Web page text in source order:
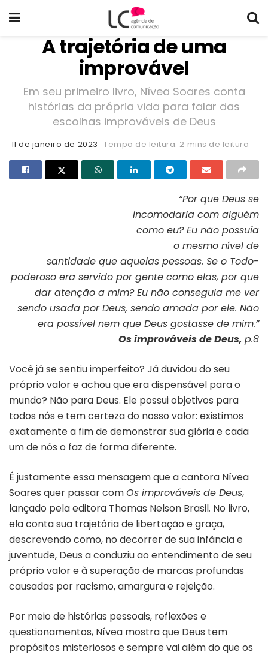
A trajetória de uma
improvável
Em seu primeiro livro, Nívea Soares conta
histórias da própria vida para falar das
escolhas improváveis de Deus
11 de janeiro de 2023 Tempo de leitura: 2 mins de leitura
“Por que Deus se
incomodaria com alguém
como eu? Eu não possuía
o mesmo nível de
santidade que aquelas pessoas. Se o Todo-
poderoso era servido por gente como elas, por que
dar atenção a mim? Eu não conseguia me ver
sendo usada por Deus, sendo amada por ele. Não
era possível nem que Deus gostasse de mim.”
Os improváveis de Deus, p.8
Você já se sentiu imperfeito? Já duvidou do seu
próprio valor e achou que era dispensável para o
mundo? Não para Deus. Ele possui objetivos para
todos nós e tem certeza do nosso valor: existimos
exatamente a fim de demonstrar sua glória e cada
um de nós o faz de forma diferente.
É justamente essa mensagem que a cantora Nívea
Soares quer passar comOs improváveis de Deus,
lançado pela editora Thomas Nelson Brasil. No livro,
ela conta sua trajetória de libertação e graça,
descrevendo como, no decorrer de sua infância e
juventude, Deus a conduziu ao entendimento de seu
próprio valor e à superação de marcas profundas
causadas por racismo, amargura e rejeição.
Por meio de histórias pessoais, reflexões e
questionamentos, Nívea mostra que Deus tem
propósitos misteriosos e sempre vai além do que os